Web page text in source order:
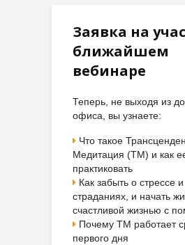
Заявка на
ближайшем
вебинаре
Теперь, не выходя из
офиса, вы узнаете:
Что такое
Медитация (ТМ) и как
практиковать
Как забыть о стрессе и
страданиях, и начать
счастливой жизнью с
Почему ТМ работает
первого дня